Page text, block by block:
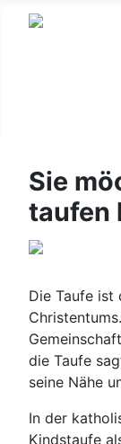
Sie
taufen
Die Taufe ist
die Taufe
seine Nähe
In der
Kindstaufe